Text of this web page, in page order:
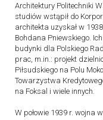
Architektury Politechniki
studiów wstąpił do
architekta uzyskał w
Bohdana Pniewskiego.
budynki dla Polskiego
prac, m.in.: projekt
Piłsudskiego na Polu
Towarzystwa
na Foksal i wiele innych.
W połowie 1939 r. wojna